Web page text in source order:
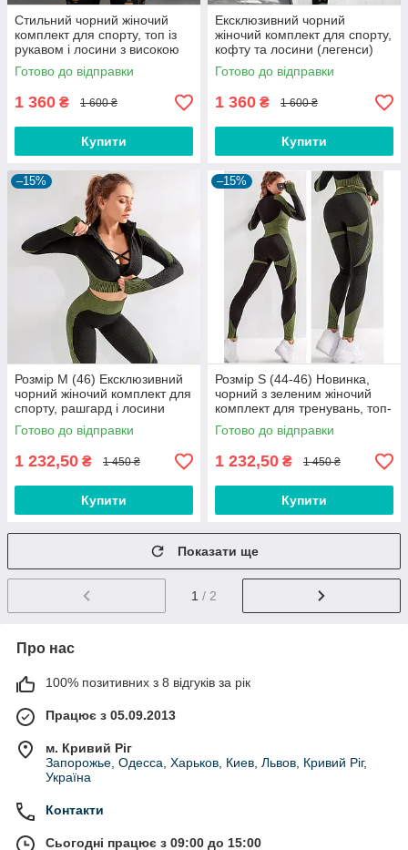
Стильний чорний жіночий
комплект для спорту, топ із
рукавом і лосини з високою
талією (легенси) Розмір L
(48)
Готово до відправки
1 360 ₴ 1 600 ₴
Купити
Ексклюзивний чорний
жіночий комплект для спорту,
кофту та лосини (легенси)
Розмір S (44)
Готово до відправки
1 360 ₴ 1 600 ₴
Купити
–15%
Розмір M (46) Ексклюзивний
чорний жіночий комплект для
спорту, рашгард і лосини
(легенси)
Готово до відправки
1 232,50 ₴ 1 450 ₴
Купити
–15%
Розмір S (44-46) Новинка,
чорний з зеленим жіночий
комплект для тренувань, топ-
рашгард та жіночі для
фітнесу
Готово до відправки
1 232,50 ₴ 1 450 ₴
Купити
Показати ще
1 / 2
Про нас
100% позитивних з 8 відгуків за рік
Працює з 05.09.2013
м. Кривий Ріг
Запорожье, Одесса, Харьков, Киев, Львов, Кривий Ріг,
Україна
Контакти
Сьогодні працює з 09:00 до 15:00